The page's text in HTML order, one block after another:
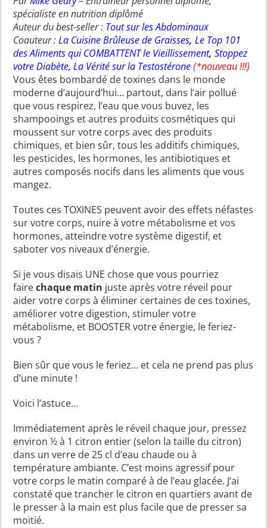
spécialiste en nutrition diplômé
Auteur du best-seller : Tout sur les Abdominaux
Coauteur :La Cuisine Brûleuse de Graisses, Le Top 101
des Aliments qui COMBATTENT le Vieillissement,Stoppez
votre Diabète, La Vérité sur la Testostérone(*nouveau !!!)
Vous êtes bombardé de toxines dans le monde
moderne d’aujourd’hui… partout, dans l’air pollué
que vous respirez, l’eau que vous buvez, les
shampooings et autres produits cosmétiques qui
moussent sur votre corps avec des produits
chimiques, et bien sûr, tous les additifs chimiques,
les pesticides, les hormones, les antibiotiques et
autres composés nocifs dans les aliments que vous
mangez.
Toutes ces TOXINES peuvent avoir des effets néfastes
sur votre corps, nuire à votre métabolisme et vos
hormones, atteindre votre système digestif, et
saboter vos niveaux d’énergie.
Si je vous disais UNE chose que vous pourriez
fairechaque matin juste après votre réveil pour
aider votre corps à éliminer certaines de ces toxines,
améliorer votre digestion, stimuler votre
métabolisme, et BOOSTER votre énergie, le feriez-
vous ?
Bien sûr que vous le feriez… et cela ne prend pas plus
d’une minute !
Voici l’astuce…
Immédiatement après le réveil chaque jour, pressez
environ ½ à 1 citron entier (selon la taille du citron)
dans un verre de 25 cl d’eau chaude ou à
température ambiante. C’est moins agressif pour
votre corps le matin comparé à de l’eau glacée. J’ai
constaté que trancher le citron en quartiers avant de
le presser à la main est plus facile que de presser sa
moitié.